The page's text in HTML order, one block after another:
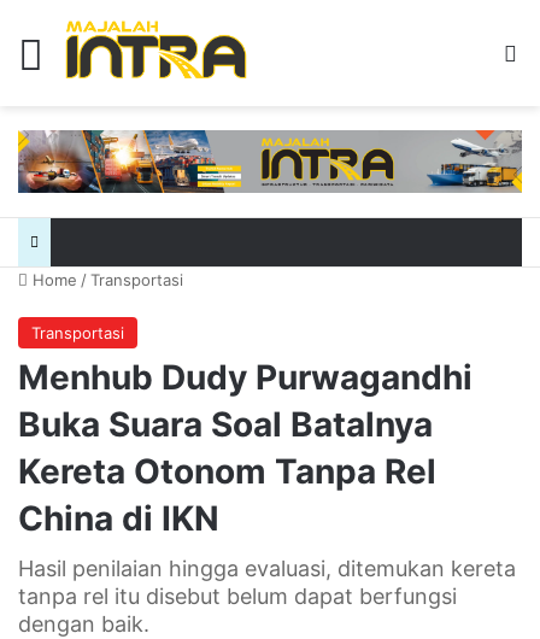
Menu
Home /Transportasi
Transportasi
Menhub Dudy Purwagandhi
Buka Suara Soal Batalnya
Kereta Otonom Tanpa Rel
China di IKN
Hasil penilaian hingga evaluasi, ditemukan kereta
tanpa rel itu disebut belum dapat berfungsi
dengan baik.